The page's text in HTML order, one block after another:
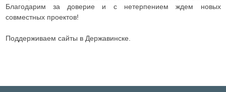
Благодарим за доверие и с нетерпением ждем новых
совместных проектов!
Поддерживаем сайты в Державинске.